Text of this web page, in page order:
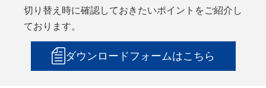
切り替え時に確認しておきたいポイントをご紹介し
ております。
ダウンロードフォームはこちら